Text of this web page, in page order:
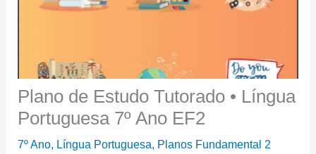
Plano de Estudo Tutorado • Língua
Portuguesa 7º Ano EF2
7º Ano, Língua Portuguesa, Planos Fundamental 2